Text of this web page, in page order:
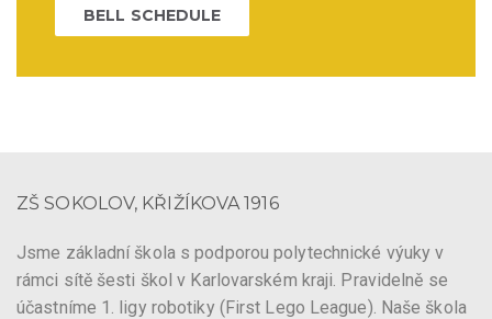
BELL SCHEDULE
ZŠ SOKOLOV, KŘIŽÍKOVA 1916
Jsme základní škola s podporou polytechnické výuky v
rámci sítě šesti škol v Karlovarském kraji. Pravidelně se
účastníme 1. ligy robotiky (First Lego League). Naše škola